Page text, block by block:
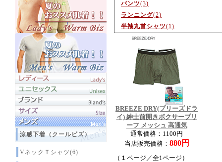
涼感下着（クールビズ）
VネックＴシャツ(6)
パンツ(3)
ランニング(2)
半袖丸首シャツ(1)
BREEZE DRY(ブリーズドラ
イ) 紳士前開きボクサーブリ
ーフ メッシュ 高通気
通常価格：1100円
当店販売価格： 880円
（１ページ／全1ページ）